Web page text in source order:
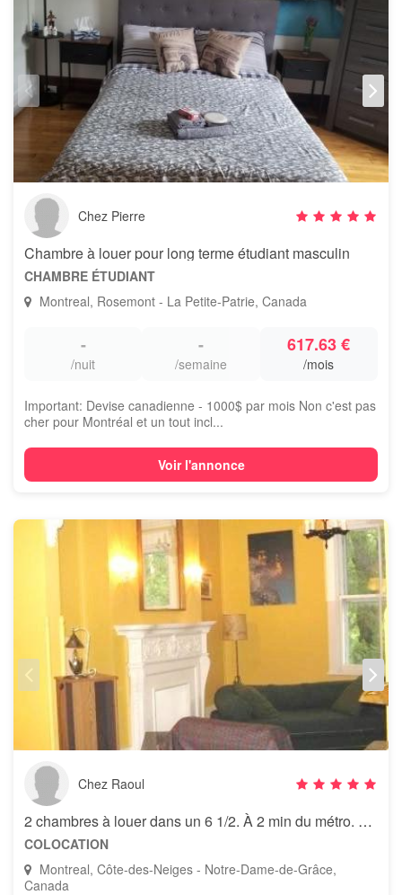
Chez Pierre
Chambre à louer pour long terme étudiant masculin
CHAMBRE ÉTUDIANT
Montreal, Rosemont - La Petite-Patrie, Canada
-
/nuit
-
/semaine
617.63 €
/mois
Important: Devise canadienne - 1000$ par mois Non c'est pas
cher pour Montréal et un tout incl...
Voir l'annonce
Chez Raoul
2 chambres à louer dans un 6 1/2. À 2 min du métro. Tout inclus!
COLOCATION
Montreal, Côte-des-Neiges - Notre-Dame-de-Grâce,
Canada